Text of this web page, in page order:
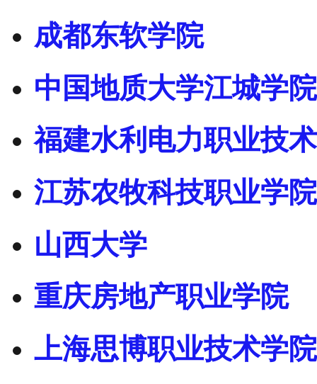
成都东软学院
中国地质大学江城学院
福建水利电力职业技
江苏农牧科技职业学院
山西大学
重庆房地产职业学院
上海思博职业技术学院